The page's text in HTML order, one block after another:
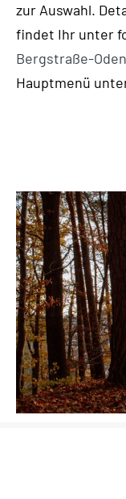
zur Auswahl.
findet Ihr unter
Bergstraße-
Hauptmenü